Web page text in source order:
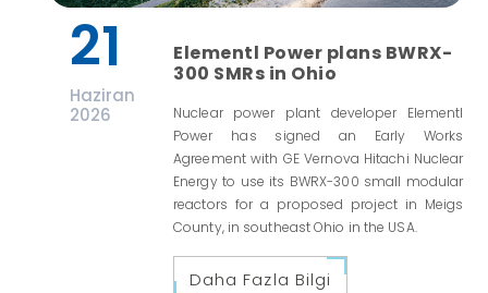
21
Haziran
2026
Elementl Power plans BWRX-
300 SMRs in Ohio
Nuclear power plant developer Elementl
Power has signed an Early Works
Agreement with GE Vernova Hitachi Nuclear
Energy to use its BWRX-300 small modular
reactors for a proposed project in Meigs
County, in southeast Ohio in the USA.
Daha Fazla Bilgi